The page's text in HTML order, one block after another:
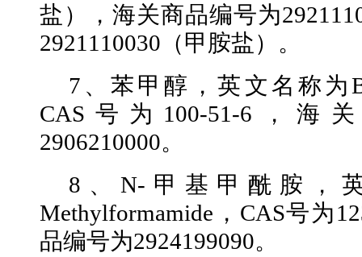
盐），海关商品编号为
2921110030（甲胺盐）。
7、苯甲醇，英文名称为
CAS号为100-51-6，海
2906210000。
8、N-甲基甲酰胺，
Methylformamide，CAS号为
品编号为2924199090。